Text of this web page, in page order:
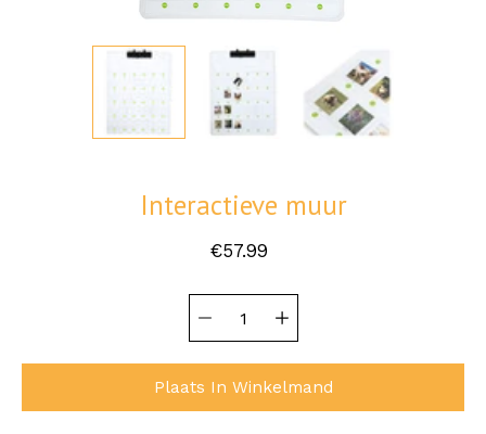
Interactieve muur
€57.99
variant
selector
Plaats In Winkelmand